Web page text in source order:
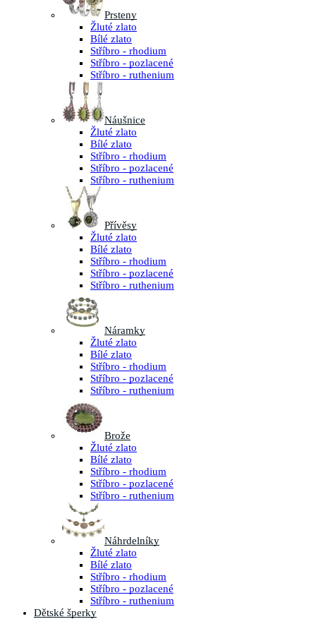
Prsteny
Žluté zlato
Bílé zlato
Stříbro - rhodium
Stříbro - pozlacené
Stříbro - ruthenium
Náušnice
Žluté zlato
Bílé zlato
Stříbro - rhodium
Stříbro - pozlacené
Stříbro - ruthenium
Přívěsy
Žluté zlato
Bílé zlato
Stříbro - rhodium
Stříbro - pozlacené
Stříbro - ruthenium
Náramky
Žluté zlato
Bílé zlato
Stříbro - rhodium
Stříbro - pozlacené
Stříbro - ruthenium
Brože
Žluté zlato
Bílé zlato
Stříbro - rhodium
Stříbro - pozlacené
Stříbro - ruthenium
Náhrdelníky
Žluté zlato
Bílé zlato
Stříbro - rhodium
Stříbro - pozlacené
Stříbro - ruthenium
Dětské šperky